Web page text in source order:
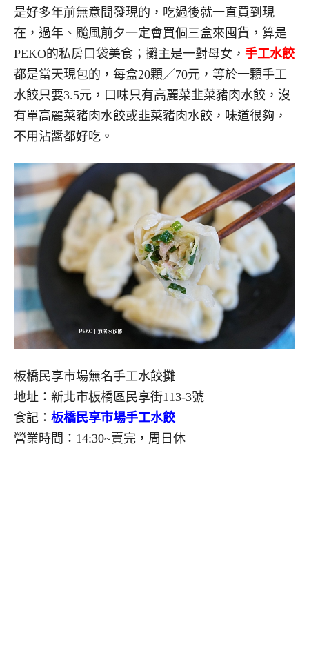
是好多年前無意間發現的，吃過後就一直買到現
在，過年、颱風前夕一定會買個三盒來囤貨，算是
PEKO的私房口袋美食；攤主是一對母女， 手工水餃
都是當天現包的，每盒20顆／70元，等於一顆手工
水餃只要3.5元，口味只有高麗菜韭菜豬肉水餃，沒
有單高麗菜豬肉水餃或韭菜豬肉水餃，味道很夠，
不用沾醬都好吃。
板橋民享市場無名手工水餃攤
地址：新北市板橋區民享街113-3號
食記： 板橋民享市場手工水餃
營業時間：14:30~賣完，周日休